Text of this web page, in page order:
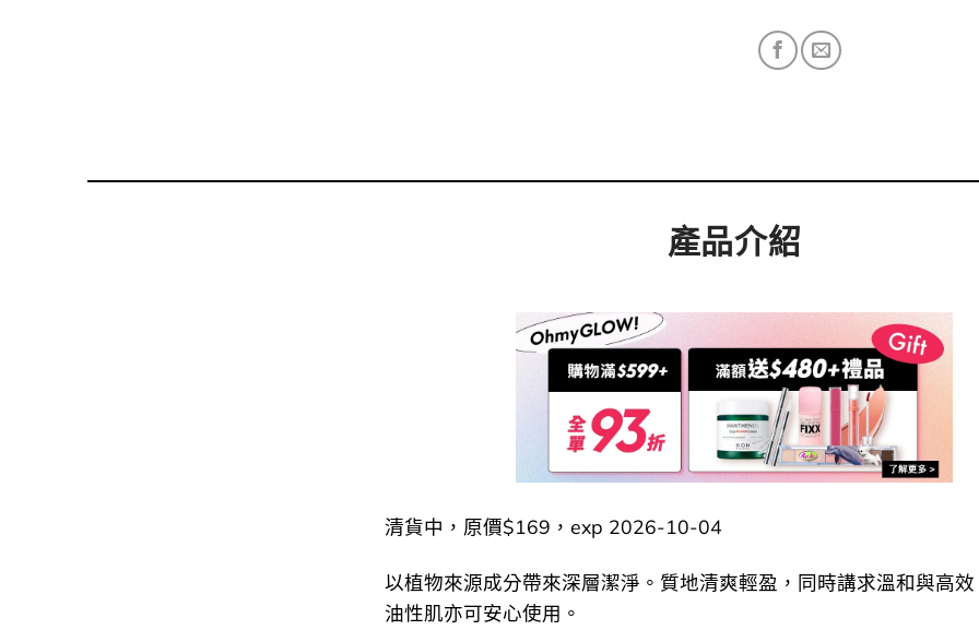
產品介紹
清貨中，原價$169，exp 2026-10-04
以植物來源成分帶來深層潔淨。質地清爽輕盈，同時講求溫和與高
油性肌亦可安心使用。